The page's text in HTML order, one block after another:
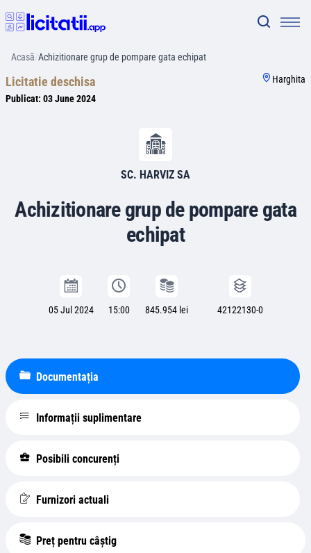
Acasă/Achizitionare grup de pompare gata echipat
Licitatie deschisa
Publicat: 03 June 2024
Harghita
SC. HARVIZ SA
Achizitionare grup de pompare gata
echipat
05 Jul 2024 15:00 845.954 lei 42122130-0
Documentația
Informații suplimentare
Posibili concurenți
Furnizori actuali
Preț pentru câștig